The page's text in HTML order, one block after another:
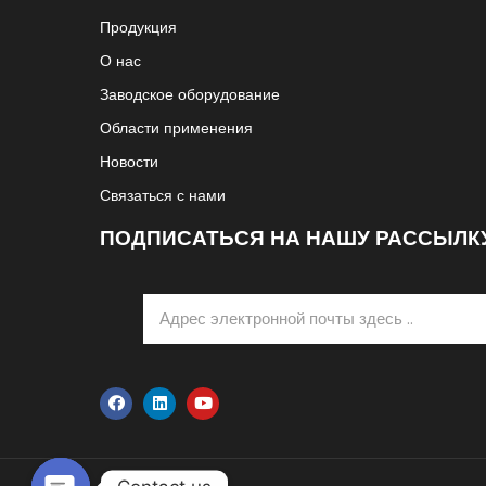
Продукция
О нас
Заводское оборудование
Области применения
Новости
Связаться с нами
ПОДПИСАТЬСЯ НА НАШУ